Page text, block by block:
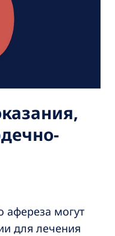
афереза могут
для лечения